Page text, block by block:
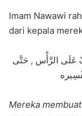
Imam Nawawi
dari kepala
عَلَى الرَّأْس , حَتَّى
Mereka